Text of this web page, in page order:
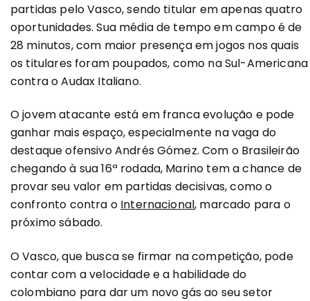
partidas pelo Vasco, sendo titular em apenas quatro
oportunidades. Sua média de tempo em campo é de
28 minutos, com maior presença em jogos nos quais
os titulares foram poupados, como na Sul-Americana
contra o Audax Italiano.
O jovem atacante está em franca evolução e pode
ganhar mais espaço, especialmente na vaga do
destaque ofensivo Andrés Gómez. Com o Brasileirão
chegando à sua 16ª rodada, Marino tem a chance de
provar seu valor em partidas decisivas, como o
confronto contra o Internacional, marcado para o
próximo sábado.
O Vasco, que busca se firmar na competição, pode
contar com a velocidade e a habilidade do
colombiano para dar um novo gás ao seu setor